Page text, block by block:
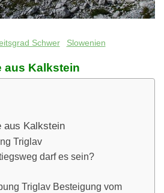
Schwer Slowenien
aus Kalkstein
aus Kalkstein
Triglav
darf es sein?
Triglav Besteigung vom